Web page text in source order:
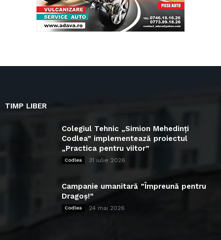
TIMP LIBER
Colegiul Tehnic „Simion Mehedinți
Codlea” implementează proiectul
„Practica pentru viitor”
Codlea 31 iulie 2026
Campanie umanitară ”Împreună pentru
Dragoș!”
Codlea 24 mai 2026